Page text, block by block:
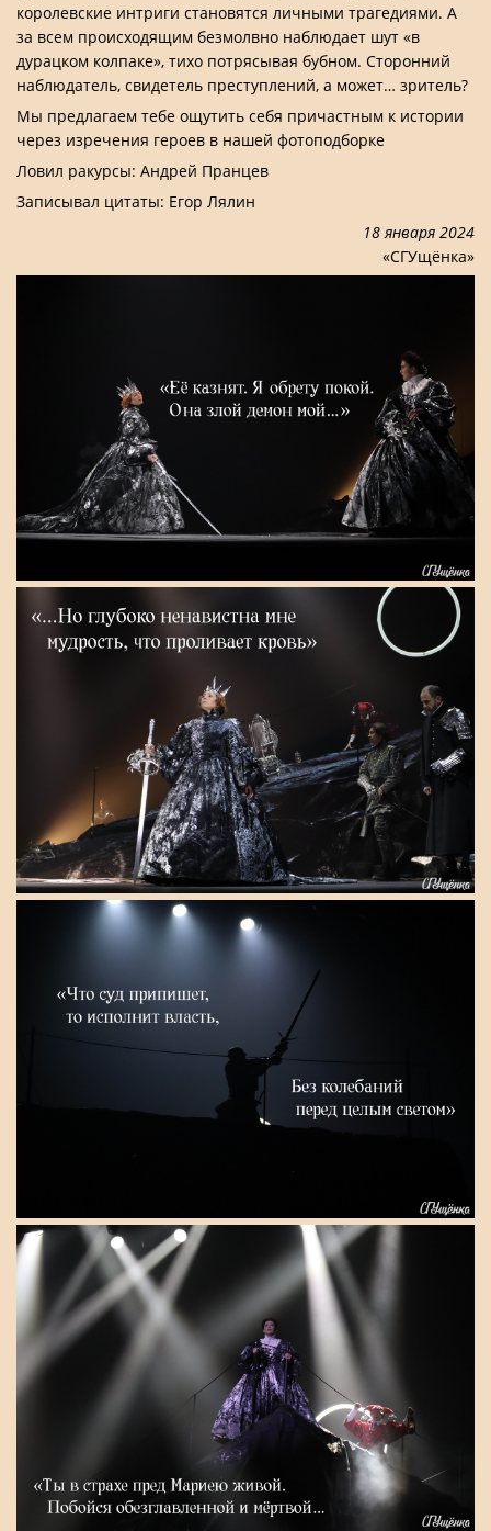
королевские интриги становятся личными трагедиями. А
за всем происходящим безмолвно наблюдает шут «в
дурацком колпаке», тихо потрясывая бубном. Сторонний
наблюдатель, свидетель преступлений, а может… зритель?
Мы предлагаем тебе ощутить себя причастным к истории
через изречения героев в нашей фотоподборке
Ловил ракурсы: Андрей Пранцев
Записывал цитаты: Егор Лялин
18 января 2024
«СГУщёнка»